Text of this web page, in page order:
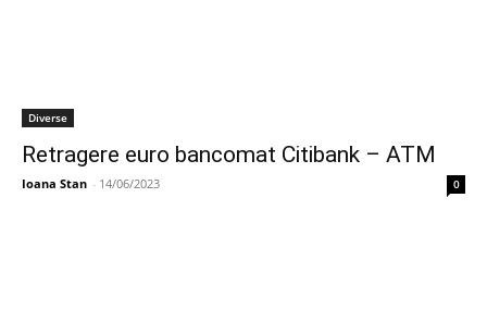
Diverse
Retragere euro bancomat Citibank – ATM
Ioana Stan - 14/06/2023 0